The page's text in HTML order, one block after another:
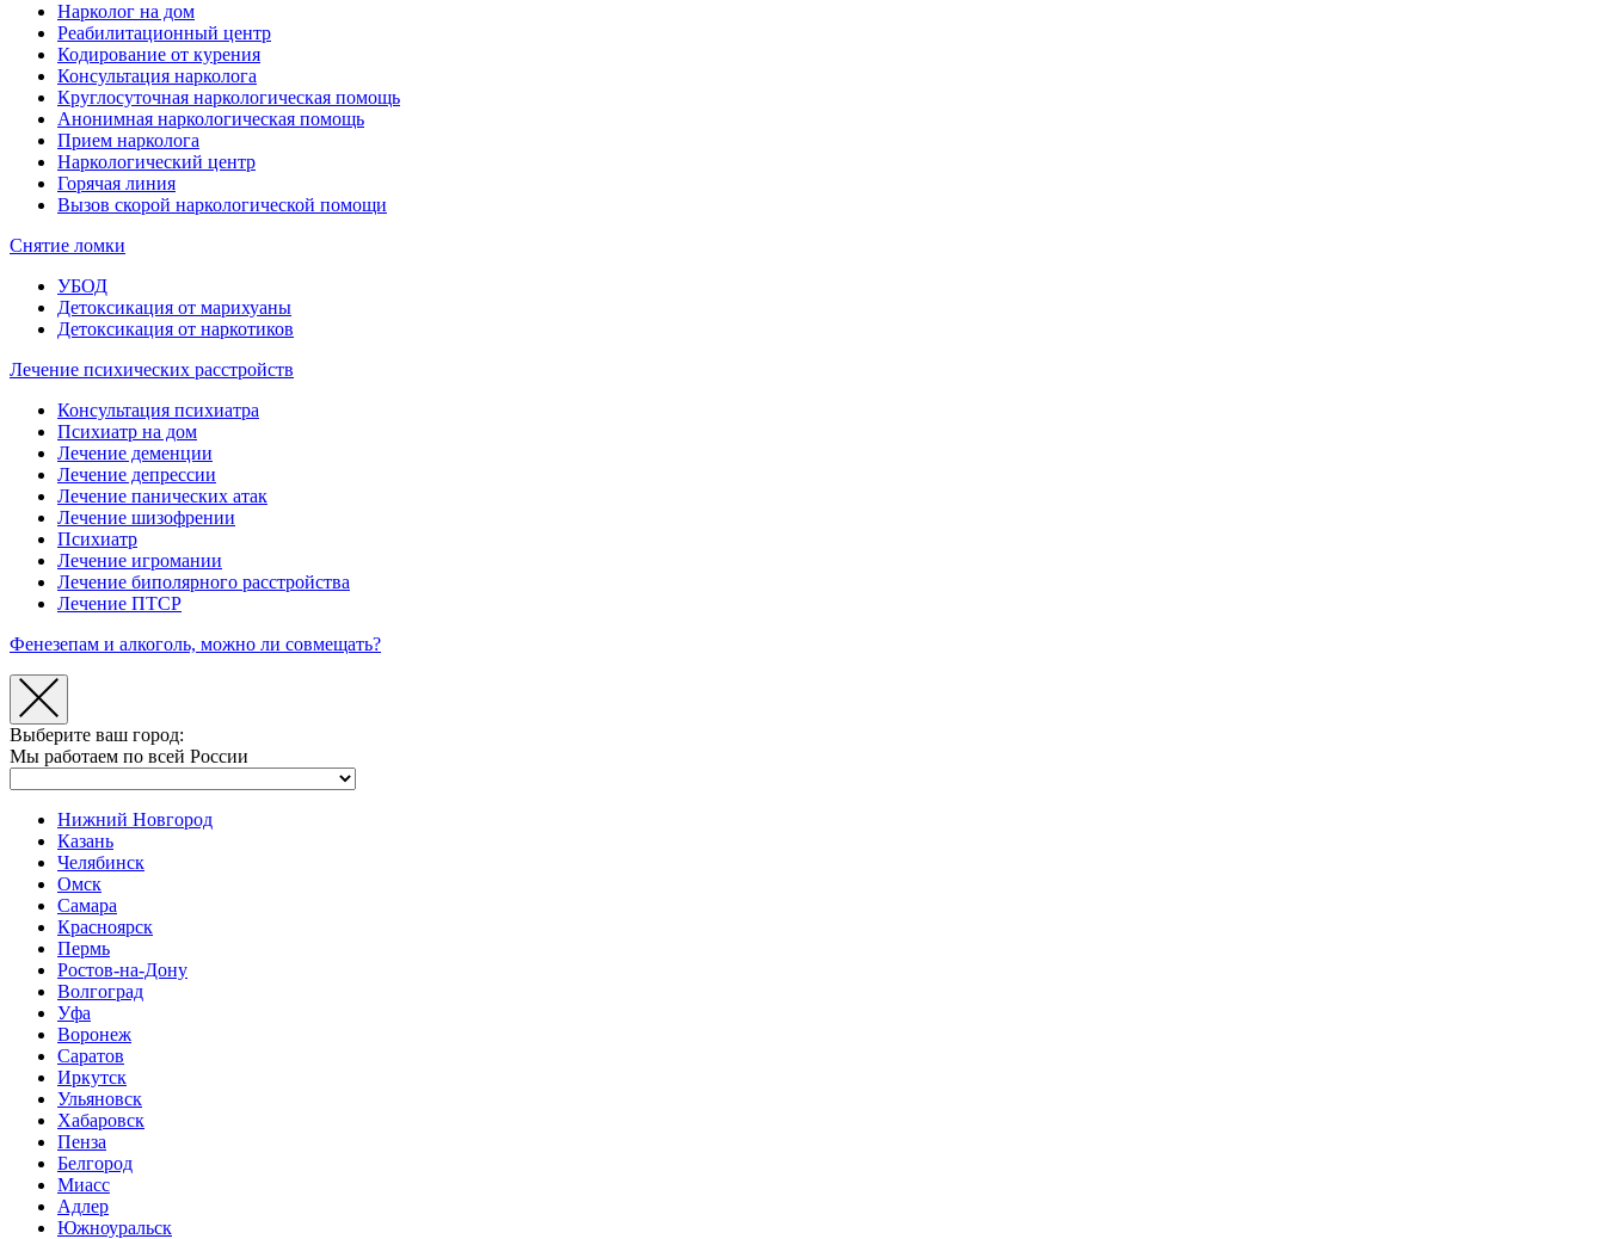
Нарколог на дом
Реабилитационный центр
Кодирование от курения
Консультация нарколога
Круглосуточная наркологическая помощь
Анонимная наркологическая помощь
Прием нарколога
Наркологический центр
Горячая линия
Вызов скорой наркологической помощи
Снятие ломки
УБОД
Детоксикация от марихуаны
Детоксикация от наркотиков
Лечение психических расстройств
Консультация психиатра
Психиатр на дом
Лечение деменции
Лечение депрессии
Лечение панических атак
Лечение шизофрении
Психиатр
Лечение игромании
Лечение биполярного расстройства
Лечение ПТСР
Фенезепам и алкоголь, можно ли совмещать?
Выберите ваш город:
Мы работаем по всей России
Нижний Новгород
Казань
Челябинск
Омск
Самара
Красноярск
Пермь
Ростов-на-Дону
Волгоград
Уфа
Воронеж
Саратов
Иркутск
Ульяновск
Хабаровск
Пенза
Белгород
Миасс
Адлер
Южноуральск